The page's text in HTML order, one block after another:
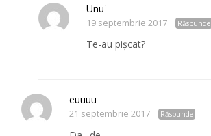
Unu'
19 septembrie 2017 Răspunde
Te-au pișcat?
euuuu
21 septembrie 2017 Răspunde